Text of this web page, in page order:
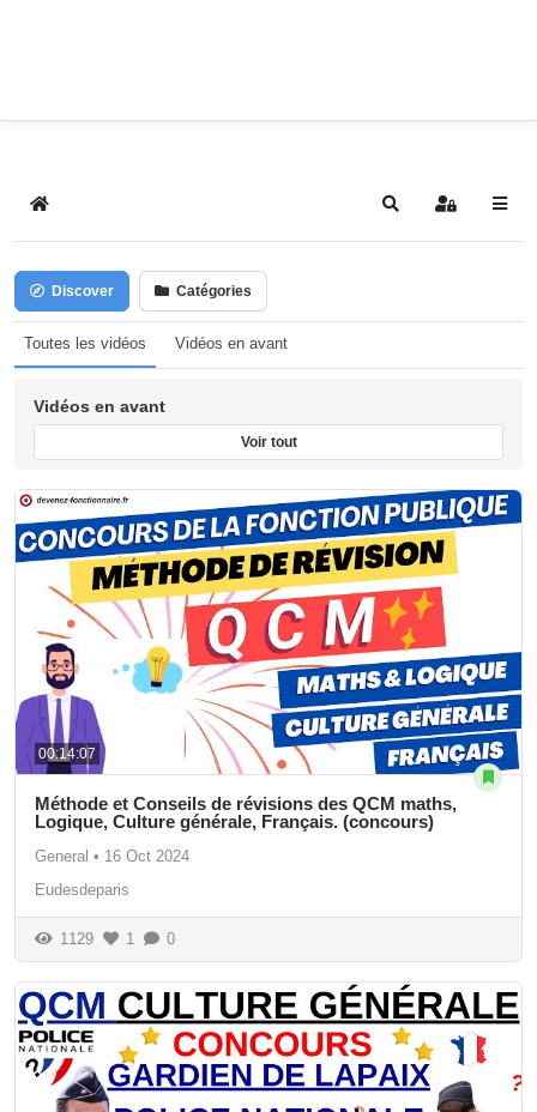
Home SearchSign In
Discover Catégories
Toutes les vidéos Vidéos en avant
Vidéos en avant
Voir tout
00:14:07
Méthode et Conseils de révisions des QCM maths,
Logique, Culture générale, Français. (concours)
General • 16 Oct 2024
Eudesdeparis
1129 1 0